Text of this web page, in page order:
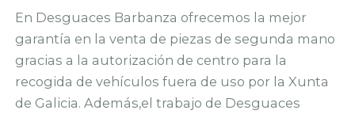
En Desguaces Barbanza ofrecemos la mejor
garantía en la venta de piezas de segunda mano
gracias a la autorización de centro para la
recogida de vehículos fuera de uso por la Xunta
de Galicia. Además,el trabajo de Desguaces